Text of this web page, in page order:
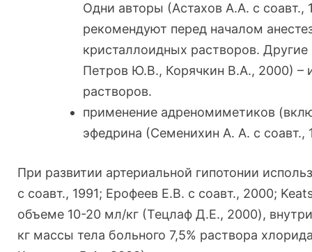
Одни авторы (Астахов А.А. с соавт.,
рекомендуют перед началом
кристаллоидных растворов.
Петров Ю.В., Корячкин В.А., 2000) –
растворов.
применение адреномиметиков
эфедрина (Семенихин А. А. с соавт.,
При развитии артериальной гипотонии
с соавт., 1991; Ерофеев Е.В. с соавт., 2000;
объеме 10-20 мл/кг (Тецлаф Д.E., 2000),
кг массы тела больного 7,5% раствора